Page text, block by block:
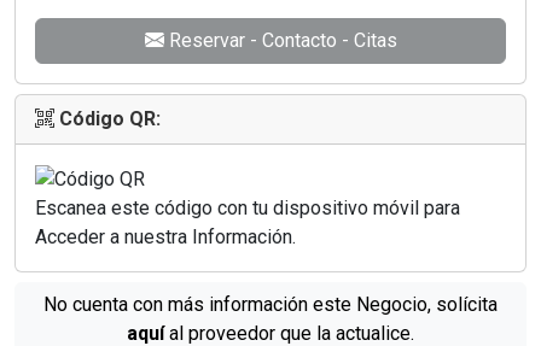
Reservar - Contacto - Citas
Código QR:
Escanea este código con tu dispositivo móvil para
Acceder a nuestra Información.
No cuenta con más información este Negocio, solícita
aquíal proveedor que la actualice.